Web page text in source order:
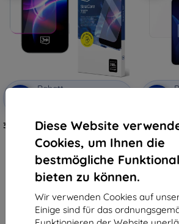
Diese Website
Cookies, um Ihnen die
bestmögliche
bieten zu können.
Wir verwenden Cookies auf
Einige sind für das
Rabatt
3mk StratCore700 Schutzfolie für
Vivo X300 FE
22,90 €
20,61 €
Auf Lager > 5 Stk.